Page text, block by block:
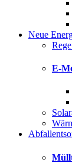
Neue
E-